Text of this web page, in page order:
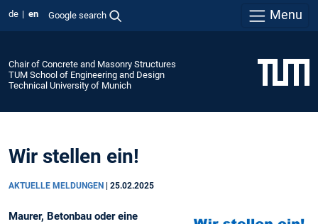
de en Google search Menu
Chair of Concrete and Masonry Structures
TUM School of Engineering and Design
Technical University of Munich
Wir stellen ein!
AKTUELLE MELDUNGEN 25.02.2025
Maurer, Betonbau oder eine